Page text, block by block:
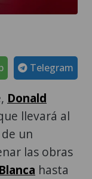
Telegram
Donald
llevará al
un
las obras
hasta